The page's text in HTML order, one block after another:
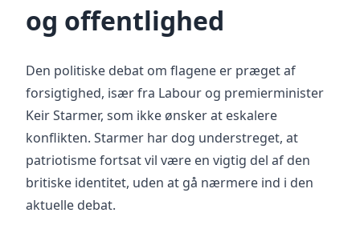
og offentlighed
Den politiske debat om flagene er præget af
forsigtighed, især fra Labour og premierminister
Keir Starmer, som ikke ønsker at eskalere
konflikten. Starmer har dog understreget, at
patriotisme fortsat vil være en vigtig del af den
britiske identitet, uden at gå nærmere ind i den
aktuelle debat.